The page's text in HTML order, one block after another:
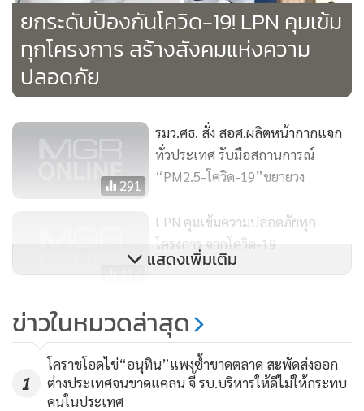
อย่างไรก็ตาม ปัจจุบันจังหวัดอุดรธานีไม่มีผู้ป่วยยืนยัน มีเพียงผู้
เข้าเกณฑ์สอบสวนโรคสะสม 28 คน เฝ้าระวังผู้เดินทางจากพื้นที่
เสี่ยง 155 คน พ้นระยะ 14 วัน 70 คน
ยกระดับป้องกันโควิด-19! LPN คุมเข้ม
ทุกโครงการ สร้างสังคมแห่งความ
ปลอดภัย
291
รมว.ศธ. สั่ง สอศ.ผลิตหน้ากากแจก
ทั่วประเทศ รับมือสถานการณ์
“PM2.5-โควิด-19”ขยายวง
417
LPN คุมเข้มความปลอดภัยทุก
โครงการ จากโควิด-19
260
ระบาด"โควิด-19"
แสดงเพิ่มเติม
ข่าวในหมวดล่าสุด
1
โคราชโอดไข่“อนุทิน”แพงซ้ำขาดตลาด สะพัดส่งออก
ต่างประเทศจนขาดแคลน จี้ รบ.บริหารให้ดีไม่ให้กระทบ
คนในประเทศ